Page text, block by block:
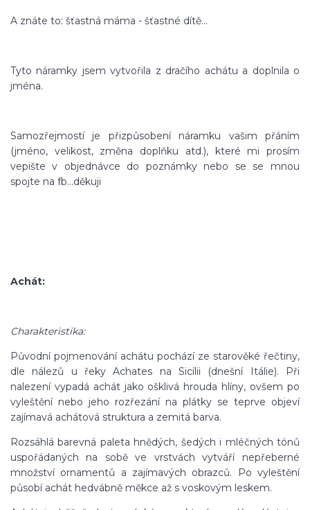
A znáte to: šťastná máma - šťastné dítě...
Tyto náramky jsem vytvořila z dračího achátu a doplnila o
jména.
Samozřejmostí je přizpůsobení náramku vašim přáním
(jméno, velikost, změna doplňku atd.), které mi prosím
vepište v objednávce do poznámky nebo se se mnou
spojte na fb...děkuji
Achát:
Charakteristika:
Původní pojmenování achátu pochází ze starověké řečtiny,
dle nálezů u řeky Achates na Sicílii (dnešní Itálie). Při
nalezení vypadá achát jako ošklivá hrouda hlíny, ovšem po
vyleštění nebo jeho rozřezání na plátky se teprve objeví
zajímavá achátová struktura a zemitá barva.
Rozsáhlá barevná paleta hnědých, šedých i mléčných tónů
uspořádaných na sobě ve vrstvách vytváří nepřeberné
množství ornamentů a zajímavých obrazců. Po vyleštění
působí achát hedvábně měkce až s voskovým leskem.